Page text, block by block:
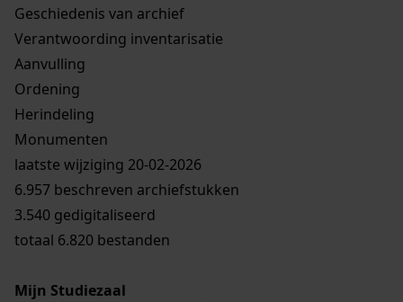
Geschiedenis van archief
Verantwoording inventarisatie
Aanvulling
Ordening
Herindeling
Monumenten
laatste wijziging 20-02-2026
6.957 beschreven archiefstukken
3.540 gedigitaliseerd
totaal 6.820 bestanden
Mijn Studiezaal